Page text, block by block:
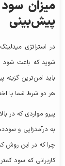
میزان
پیش‌بینی
در استراتژی
شوید که باعث شود
باید امن‌ترین
هر دو شرط شما با
پیرو مواردی که در
به درآمدزایی و
چرا که در این روش
کاربرانی که سود